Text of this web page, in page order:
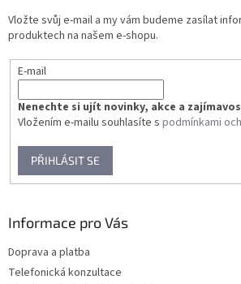
p
v
v
ý
u
Vložte svůj e-mail a my vám budeme zasílat
produktech na našem e-shopu.
E-mail
Nenechte si ujít novinky, akce a
Vložením e-mailu souhlasíte s podmínkami
PŘIHLÁSIT SE
Informace pro Vás
Doprava a platba
Telefonická konzultace